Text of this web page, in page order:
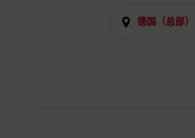
德国（总部）